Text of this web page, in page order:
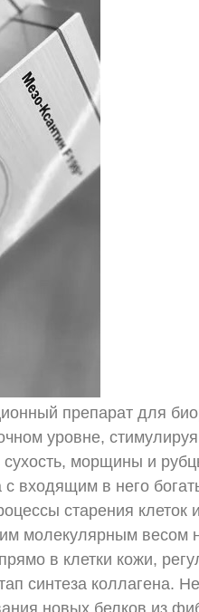
препарат для
уровне,
сухость, морщины и
входящим в него
старения клеток
молекулярным весом
в клетки кожи,
синтеза коллагена.
новых белков из